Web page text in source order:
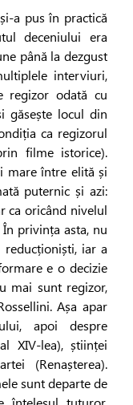
a pus în practică
deceniului era
până la dezgust
interviuri,
regizor odată cu
găsește locul din
ca regizorul
filme istorice).
mare între elită și
puternic și azi:
ca oricând nivelul
privința asta, nu
iar a
e o decizie
mai sunt regizor,
Așa apar
apoi despre
XIV-lea), științei
(Renașterea).
sunt departe de